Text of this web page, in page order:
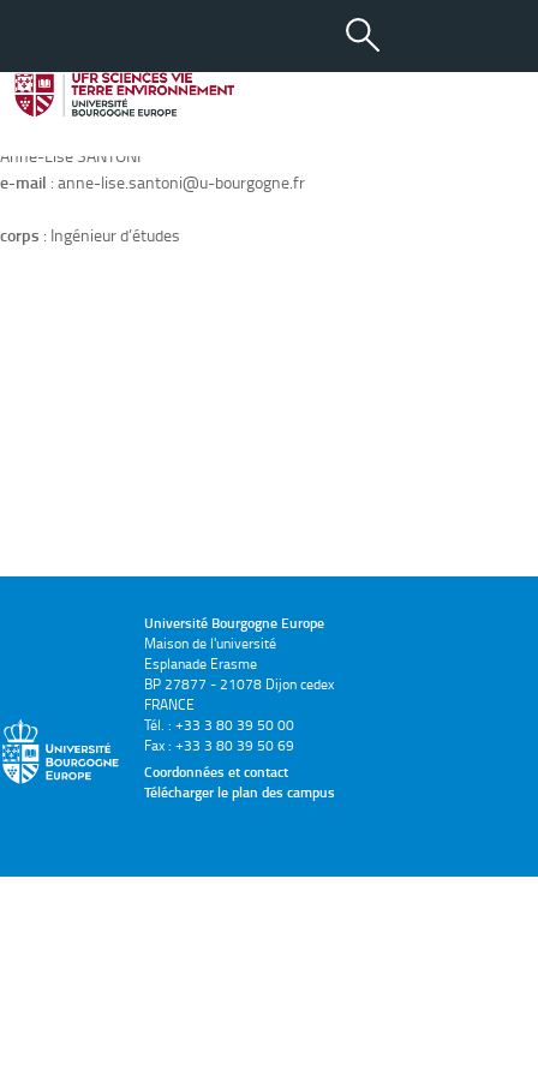
SANTONI Anne-Lise
E-mail :anne-lise.santoni@u-bourgogne.fr
Anne-Lise SANTONI
e-mail : anne-lise.santoni@u-bourgogne.fr
corps : Ingénieur d’études
Université Bourgogne Europe
Maison de l'université
Esplanade Erasme
BP 27877 - 21078 Dijon cedex
FRANCE
Tél. : +33 3 80 39 50 00
Fax : +33 3 80 39 50 69
Coordonnées et contact
Télécharger le plan des campus